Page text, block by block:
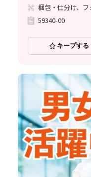
梱包・仕分け、
59340-00
キープする